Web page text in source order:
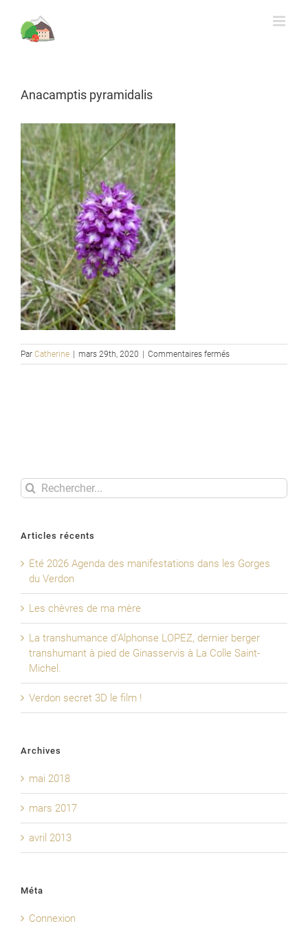
content
Anacamptis pyramidalis
Par Catherine mars 29th, 2020 Commentaires ferméssur
Anacamptis
Rechercher
Articles récents
Eté 2026 Agenda des manifestations dans les Gorges
du Verdon
Les chèvres de ma mère
La transhumance d’Alphonse LOPEZ, dernier berger
transhumant à pied de Ginasservis à La Colle Saint-
Michel.
Verdon secret 3D le film !
Archives
mai 2018
mars 2017
avril 2013
Méta
Connexion